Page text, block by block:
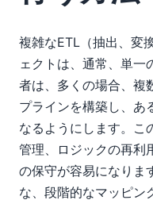
複雑なETL（抽出、変
ェクトは、通常、単一
者は、多くの場合、複
プラインを構築し、あ
なるようにします。こ
管理、ロジックの再利
の保守が容易になりま
な、段階的なマッピン